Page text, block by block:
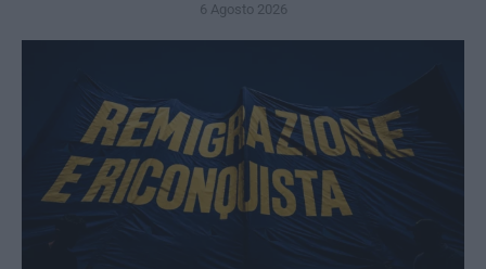
6 Agosto 2026